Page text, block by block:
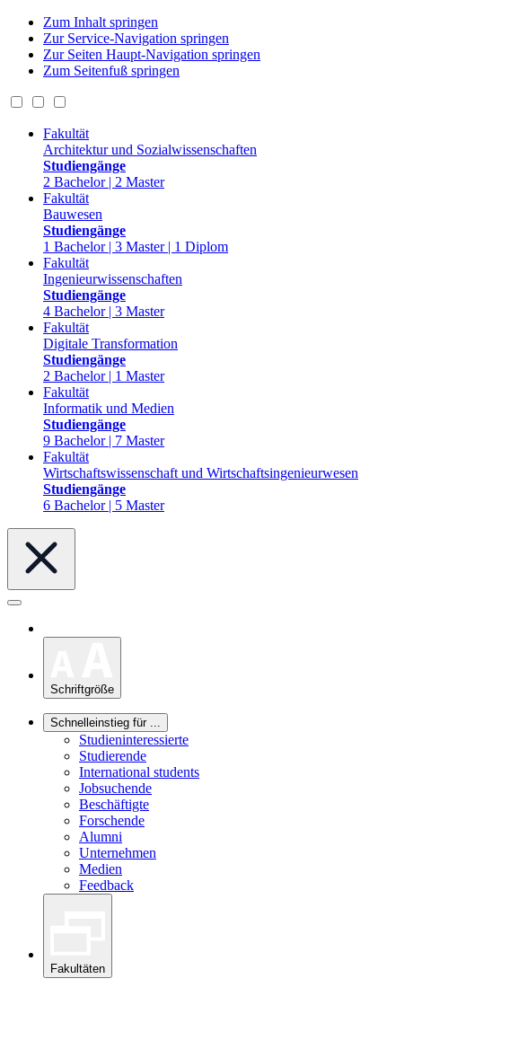
Zum Inhalt springen
Zur Service-Navigation springen
Zur Seiten Haupt-Navigation springen
Zum Seitenfuß springen
Fakultät
Architektur und Sozialwissenschaften
Studiengänge
2 Bachelor | 2 Master
Fakultät
Bauwesen
Studiengänge
1 Bachelor | 3 Master | 1 Diplom
Fakultät
Ingenieurwissenschaften
Studiengänge
4 Bachelor | 3 Master
Fakultät
Digitale Transformation
Studiengänge
2 Bachelor | 1 Master
Fakultät
Informatik und Medien
Studiengänge
9 Bachelor | 7 Master
Fakultät
Wirtschaftswissenschaft und Wirtschaftsingenieurwesen
Studiengänge
6 Bachelor | 5 Master
Schriftgröße
Schnelleinstieg für ...
Studieninteressierte
Studierende
International students
Jobsuchende
Beschäftigte
Forschende
Alumni
Unternehmen
Medien
Feedback
Fakultäten